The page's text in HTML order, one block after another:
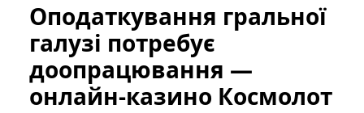
Оподаткування гральної
галузі потребує
доопрацювання —
онлайн-казино Космолот